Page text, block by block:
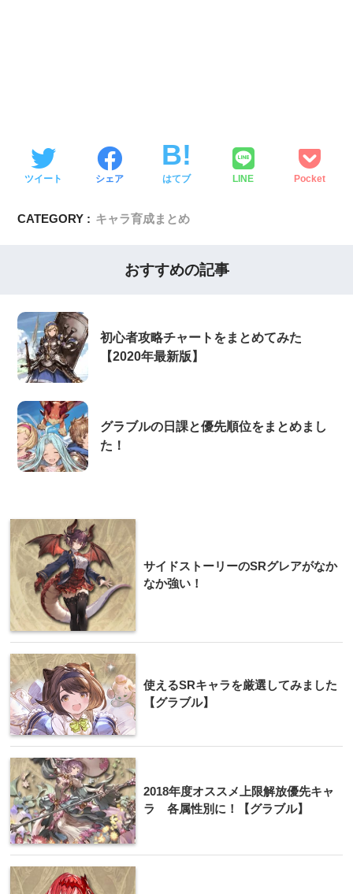
ツイート シェア はてブ LINE Pocket
CATEGORY : キャラ育成まとめ
おすすめの記事
初心者攻略チャートをまとめてみた
【2020年最新版】
グラブルの日課と優先順位をまとめまし
た！
サイドストーリーのSRグレアがなか
なか強い！
使えるSRキャラを厳選してみました
【グラブル】
2018年度オススメ上限解放優先キャ
ラ 各属性別に！【グラブル】